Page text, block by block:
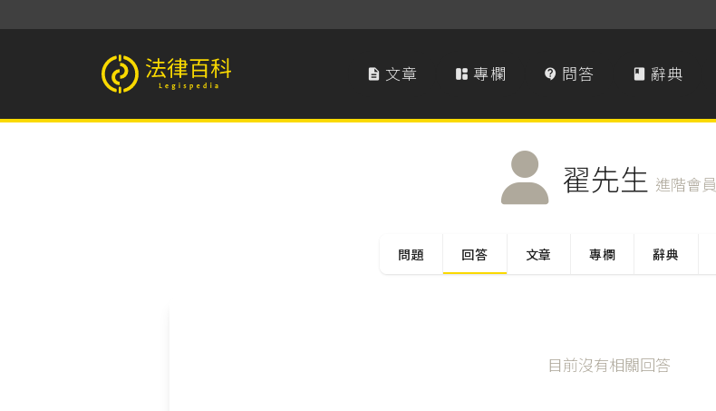
法律百科 Legispedia  文章  專欄  問答  辭典
翟先生 進階會員
問題 回答 文章 專欄 辭典
目前沒有相關回答